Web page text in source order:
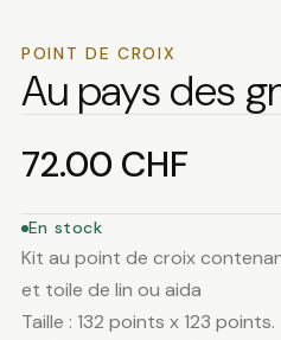
POINT DE CROIX
Au pays des
72.00 CHF
En stock
Kit au point de croix
et toile de lin ou aida
Taille : 132 points x 123 points.